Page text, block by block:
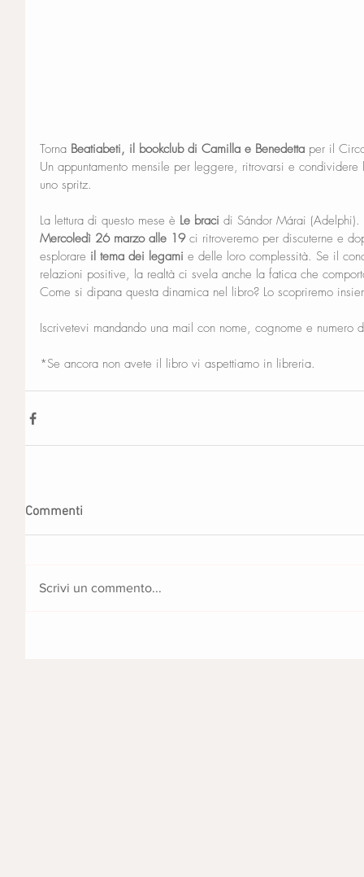
Torna Beatiabeti, il bookclub di Camilla e Benedetta per il
Un appuntamento mensile per leggere, ritrovarsi e
uno spritz.
La lettura di questo mese è Le braci di Sándor Márai (Adelphi).
Mercoledì 26 marzo alle 19 ci ritroveremo per discuterne e
esplorare il tema dei legami e delle loro complessità. Se il
relazioni positive, la realtà ci svela anche la fatica che
Come si dipana questa dinamica nel libro? Lo scopriremo
Iscrivetevi mandando una mail con nome, cognome e numero
*Se ancora non avete il libro vi aspettiamo in libreria.
Commenti
Scrivi un commento...